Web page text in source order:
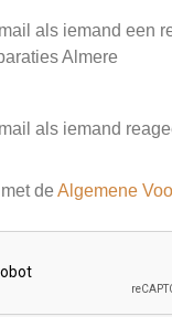
als iemand een
Almere
als iemand
de Algemene